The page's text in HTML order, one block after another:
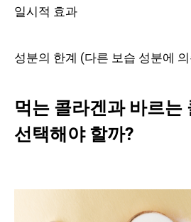
일시적 효과
성분의 한계 (다른 보습 성분에
먹는 콜라겐과 바르는
선택해야 할까?